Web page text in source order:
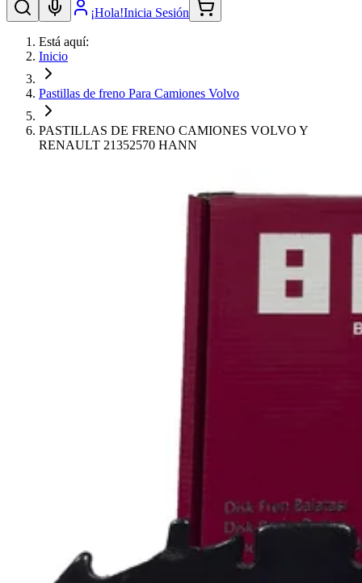
¡Hola!Inicia Sesión
Está aquí:
Inicio
Pastillas de freno Para Camiones Volvo
PASTILLAS DE FRENO CAMIONES VOLVO Y
RENAULT 21352570 HANN